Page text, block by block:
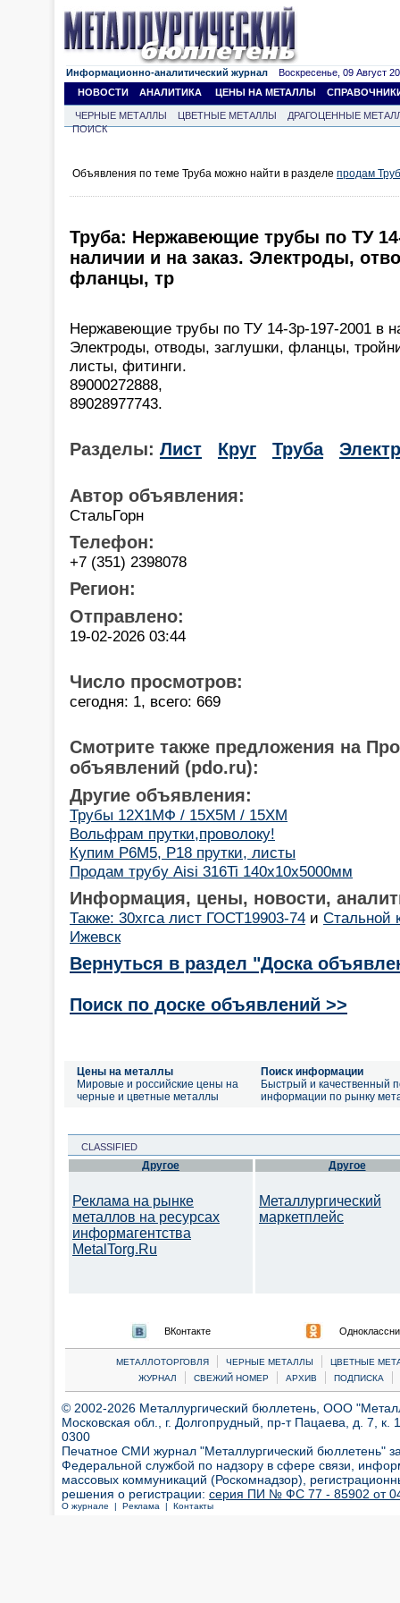
Информационно-аналитический журнал Воскресенье, 09 Август
НОВОСТИ
АНАЛИТИКА ЦЕНЫ НА МЕТАЛЛЫ
ЧЕРНЫЕ МЕТАЛЛЫ ЦВЕТНЫЕ МЕТАЛЛЫ
ДРАГОЦЕННЫЕ
ПОИСК
Объявления по теме Труба можно найти в разделе продам
Труба: Нержавеющие трубы по ТУ
наличии и на заказ. Электроды,
фланцы, тр
Нержавеющие трубы по ТУ 14-3р-197-2001 в
Электроды, отводы, заглушки, фланцы,
листы, фитинги.
89000272888,
89028977743.
Разделы: Лист Круг Труба
Автор объявления:
СтальГорн
Телефон:
+7 (351) 2398078
Регион:
Отправлено:
19-02-2026 03:44
Число просмотров:
сегодня: 1, всего: 669
Смотрите также предложения на
объявлений (pdo.ru):
Другие объявления:
Трубы 12Х1МФ / 15Х5М / 15ХМ
Вольфрам прутки,проволоку!
Купим Р6М5, Р18 прутки, листы
Продам трубу Aisi 316Ti 140x10x5000мм
Информация, цены, новости,
Также: 30хгса лист ГОСТ19903-74 и Стальной
Ижевск
Вернуться в раздел "Доска
Поиск по доске объявлений >>
Цены на металлы
Мировые и российские цены на
черные и цветные металлы
Поиск информации
Быстрый и качественный
информации по рынку
CLASSIFIED
Другое
Реклама на рынке
металлов на ресурсах
информагентства
MetalTorg.Ru
Другое
Металлургический
маркетплейс
ВКонтакте
МЕТАЛЛОТОРГОВЛЯ | ЧЕРНЫЕ МЕТАЛЛЫ |
ЦВЕТНЫЕ
ЖУРНАЛ
| СВЕЖИЙ НОМЕР | АРХИВ | ПОДПИСКА |
© 2002-2026 Металлургический бюллетень, ООО
Московская обл., г. Долгопрудный, пр-т Пацаева, д. 7,
0300
Печатное СМИ журнал "Металлургический бюллетень"
Федеральной службой по надзору в сфере связи,
массовых коммуникаций (Роскомнадзор),
решения о регистрации: серия ПИ № ФС 77 - 85902 от 04
О журнале | Реклама | Контакты